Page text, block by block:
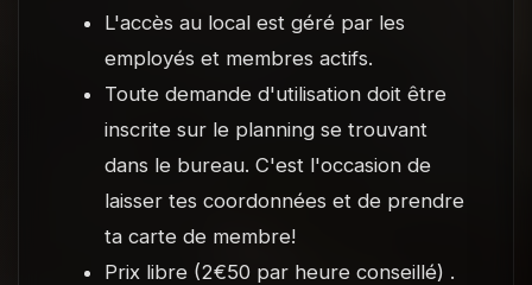
L'accès au local est géré par les
employés et membres actifs.
Toute demande d'utilisation doit être
inscrite sur le planning se trouvant
dans le bureau. C'est l'occasion de
laisser tes coordonnées et de prendre
ta carte de membre!
Prix libre (2€50 par heure conseillé) .